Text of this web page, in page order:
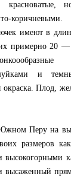
красноватые,
имеют в
примерно 20 —
и
окраска. Плод,
Перу на
размеров
высаженный